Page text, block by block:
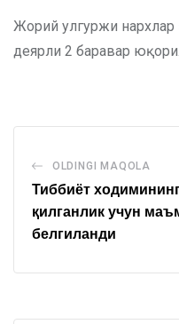
Жорий улгуржи нархлар
деярли 2 баравар юқори.
OLDINGI MAQOLA
Тиббиёт
қилганлик учун
белгиланди